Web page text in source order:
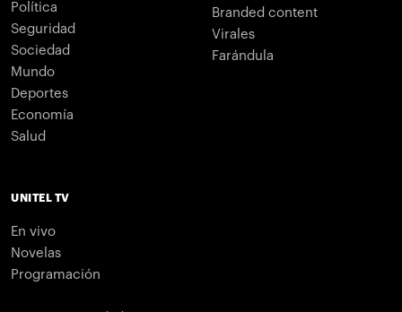
Política
Seguridad
Sociedad
Mundo
Deportes
Economía
Salud
Branded content
Virales
Farándula
UNITEL TV
En vivo
Novelas
Programación